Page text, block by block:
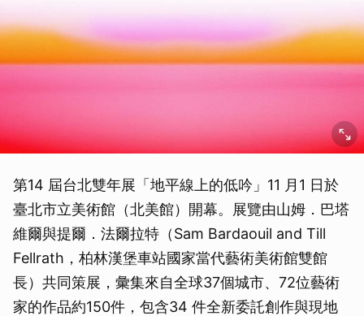
第14 屆台北雙年展「地平線上的低吟」11 月1 日於
臺北市立美術館（北美館）開幕。展覽由山姆．巴塔
維爾與提爾．法爾拉特（Sam Bardaouil and Till
Fellrath，柏林漢堡車站國家當代藝術美術館雙館
長）共同策展，彙集來自全球37個城市、72位藝術
家的作品約150件，包含34 件全新委託創作與現地